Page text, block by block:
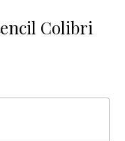
Colibri